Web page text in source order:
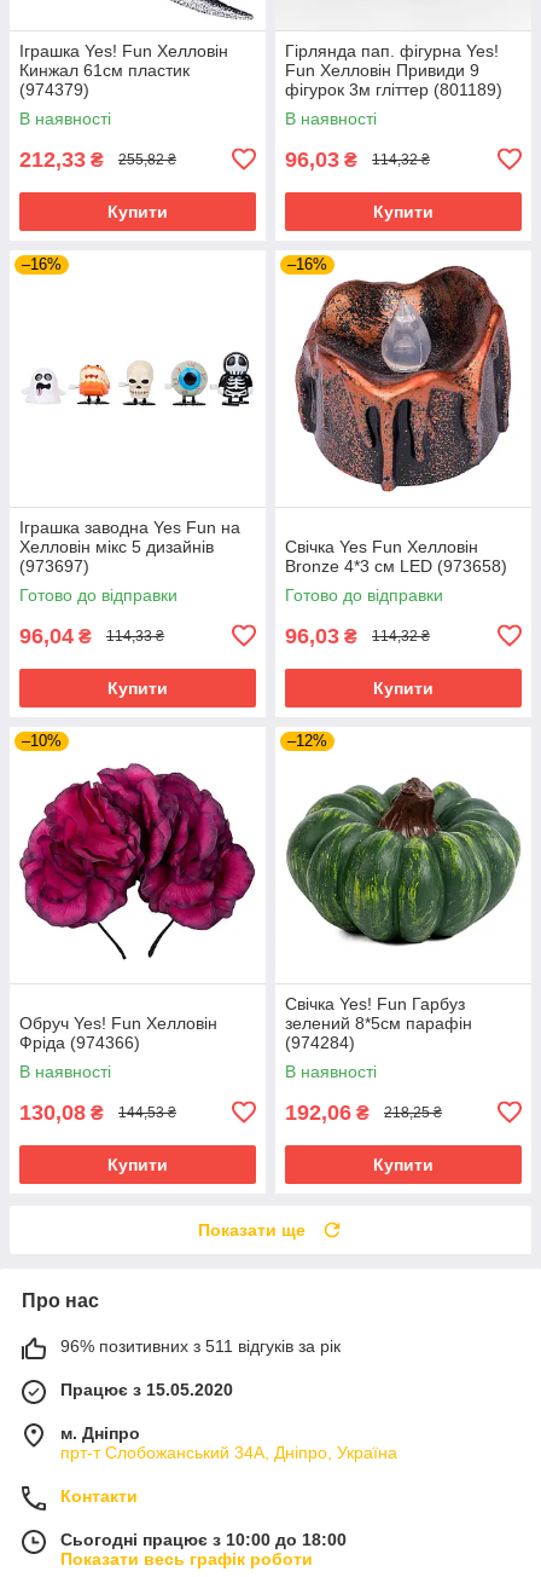
Іграшка Yes! Fun Хелловін
Кинжал 61см пластик
(974379)
В наявності
212,33 ₴ 255,82 ₴
Купити
Гірлянда пап. фігурна Yes!
Fun Хелловін Привиди 9
фігурок 3м гліттер (801189)
В наявності
96,03 ₴ 114,32 ₴
Купити
–16%
Іграшка заводна Yes Fun на
Хелловін мікс 5 дизайнів
(973697)
Готово до відправки
96,04 ₴ 114,33 ₴
Купити
–16%
Свічка Yes Fun Хелловін
Bronze 4*3 см LED (973658)
Готово до відправки
96,03 ₴ 114,32 ₴
Купити
–10%
Обруч Yes! Fun Хелловін
Фріда (974366)
В наявності
130,08 ₴ 144,53 ₴
Купити
–12%
Свічка Yes! Fun Гарбуз
зелений 8*5см парафін
(974284)
В наявності
192,06 ₴ 218,25 ₴
Купити
Показати ще
Про нас
96% позитивних з 511 відгуків за рік
Працює з 15.05.2020
м. Дніпро
прт-т Слобожанський 34А, Дніпро, Україна
Контакти
Сьогодні працює з 10:00 до 18:00
Показати весь графік роботи